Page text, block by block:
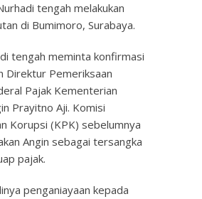
tengah melakukan
di Bumimoro, Surabaya.
tengah meminta konfirmasi
Direktur Pemeriksaan
Pajak Kementerian
Prayitno Aji. Komisi
Korupsi (KPK) sebelumnya
Angin sebagai tersangka
pajak.
penganiayaan kepada